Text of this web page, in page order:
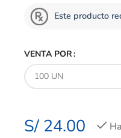
Este producto
VENTA POR
S/ 24.00